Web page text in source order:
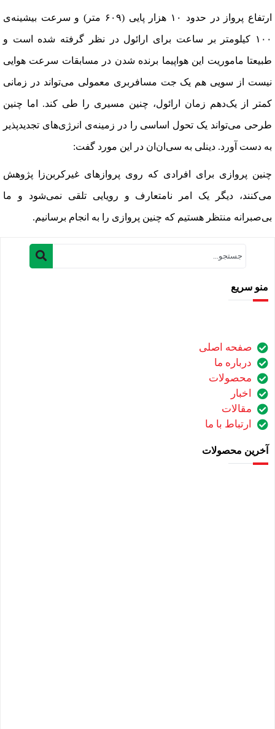
ارتفاع پرواز در حدود ۱۰ هزار پایی (۶۰۹ متر) و سرعت بیشینه‌ی
۱۰۰ کیلومتر بر ساعت برای ارائول در نظر گرفته شده است و
طبیعتا ماموریت این هواپیما برنده شدن در مسابقات سرعت هوایی
نیست از سویی هم یک جت مسافربری معمولی می‌تواند در زمانی
کمتر از یک‌دهم زمان ارائول، چنین مسیری را طی کند. اما چنین
طرحی می‌تواند یک تحول اساسی را در زمینه‌ی انرژی‌های تجدیدپذیر
به دست آورد. دینلی به سی‌ان‌ان در این مورد گفت:
چنین پروازی برای افرادی که روی پروازهای غیرکربن‌زا پژوهش
می‌کنند، دیگر یک امر نامتعارف و رویایی تلقی نمی‌شود و ما
بی‌صبرانه منتظر هستیم که چنین پروازی را به انجام برسانیم.
منو سریع
صفحه اصلی
درباره ما
محصولات
اخبار
مقالات
ارتباط با ما
آخرین محصولات